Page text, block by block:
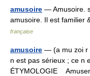
amusoire — Amusoire.
amusoire. Il est
française
amusoire — (a mu zoi r
n est pas sérieux ; ce
ÉTYMOLOGIE